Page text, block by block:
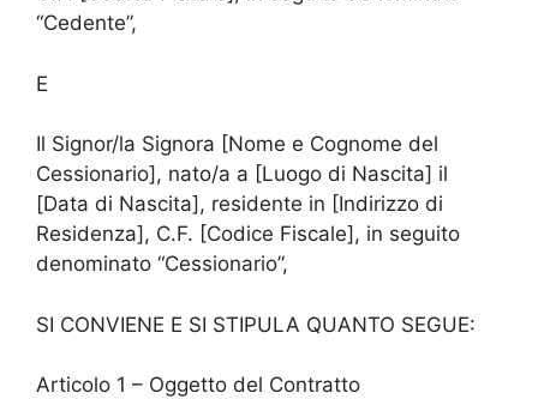
“Cedente”,
E
Il Signor/la Signora [Nome e Cognome del
Cessionario], nato/a a [Luogo di Nascita] il
[Data di Nascita], residente in [Indirizzo di
Residenza], C.F. [Codice Fiscale], in seguito
denominato “Cessionario”,
SI CONVIENE E SI STIPULA QUANTO SEGUE:
Articolo 1 – Oggetto del Contratto